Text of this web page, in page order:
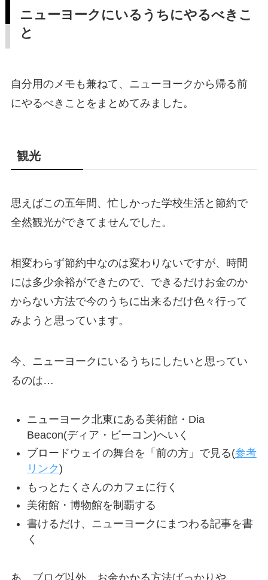
ニューヨークにいるうちにやるべきこ
と
自分用のメモも兼ねて、ニューヨークから帰る前
にやるべきことをまとめてみました。
観光
思えばこの五年間、忙しかった学校生活と節約で
全然観光ができてませんでした。
相変わらず節約中なのは変わりないですが、時間
には多少余裕ができたので、できるだけお金のか
からない方法で今のうちに出来るだけ色々行って
みようと思っています。
今、ニューヨークにいるうちにしたいと思ってい
るのは…
ニューヨーク北東にある美術館・Dia
Beacon(ディア・ビーコン)へいく
ブロードウェイの舞台を「前の方」で見る(参考
リンク)
もっとたくさんのカフェに行く
美術館・博物館を制覇する
書けるだけ、ニューヨークにまつわる記事を書
く